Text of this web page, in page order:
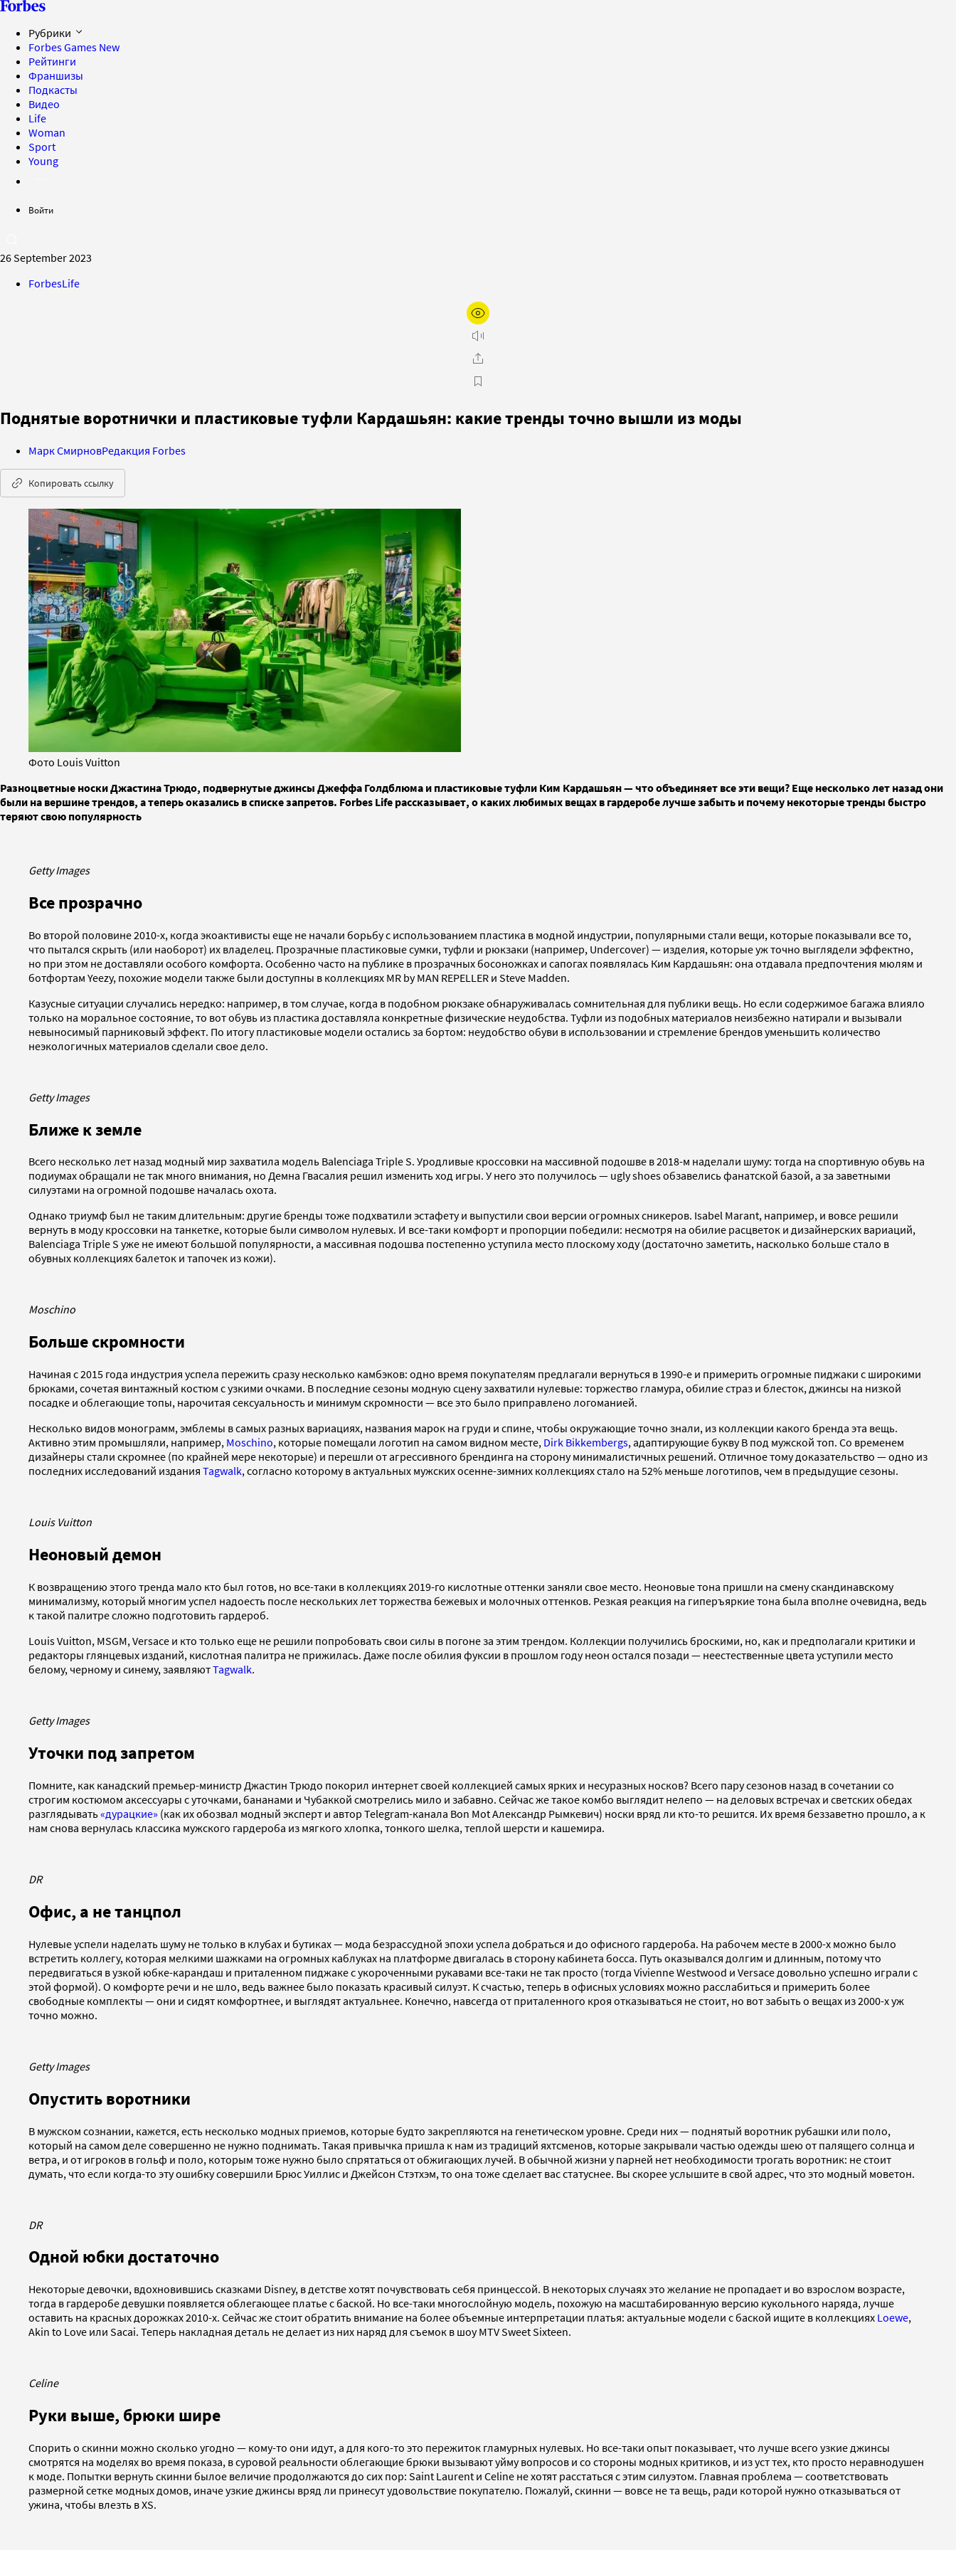
Рубрики
Forbes Games New
Рейтинги
Франшизы
Подкасты
Видео
Life
Woman
Sport
Young
Войти
26 September 2023
ForbesLife
Поднятые воротнички и пластиковые туфли Кардашьян: какие тренды точно вышли из моды
Марк СмирновРедакция Forbes
Копировать ссылку
Фото Louis Vuitton
Разноцветные носки Джастина Трюдо, подвернутые джинсы Джеффа Голдблюма и пластиковые туфли Ким Кардашьян — что объединяет все эти вещи? Еще несколько лет назад они
были на вершине трендов, а теперь оказались в списке запретов. Forbes Life рассказывает, о каких любимых вещах в гардеробе лучше забыть и почему некоторые тренды быстро
теряют свою популярность
Getty Images
Все прозрачно
Во второй половине 2010-х, когда экоактивисты еще не начали борьбу с использованием пластика в модной индустрии, популярными стали вещи, которые показывали все то,
что пытался скрыть (или наоборот) их владелец. Прозрачные пластиковые сумки, туфли и рюкзаки (например, Undercover) — изделия, которые уж точно выглядели эффектно,
но при этом не доставляли особого комфорта. Особенно часто на публике в прозрачных босоножках и сапогах появлялась Ким Кардашьян: она отдавала предпочтения мюлям и
ботфортам Yeezy, похожие модели также были доступны в коллекциях MR by MAN REPELLER и Steve Madden.
Казусные ситуации случались нередко: например, в том случае, когда в подобном рюкзаке обнаруживалась сомнительная для публики вещь. Но если содержимое багажа влияло
только на моральное состояние, то вот обувь из пластика доставляла конкретные физические неудобства. Туфли из подобных материалов неизбежно натирали и вызывали
невыносимый парниковый эффект. По итогу пластиковые модели остались за бортом: неудобство обуви в использовании и стремление брендов уменьшить количество
неэкологичных материалов сделали свое дело.
Getty Images
Ближе к земле
Всего несколько лет назад модный мир захватила модель Balenciaga Triple S. Уродливые кроссовки на массивной подошве в 2018-м наделали шуму: тогда на спортивную обувь на
подиумах обращали не так много внимания, но Демна Гвасалия решил изменить ход игры. У него это получилось — ugly shoes обзавелись фанатской базой, а за заветными
силуэтами на огромной подошве началась охота.
Однако триумф был не таким длительным: другие бренды тоже подхватили эстафету и выпустили свои версии огромных сникеров. Isabel Marant, например, и вовсе решили
вернуть в моду кроссовки на танкетке, которые были символом нулевых. И все-таки комфорт и пропорции победили: несмотря на обилие расцветок и дизайнерских вариаций,
Balenciaga Triple S уже не имеют большой популярности, а массивная подошва постепенно уступила место плоскому ходу (достаточно заметить, насколько больше стало в
обувных коллекциях балеток и тапочек из кожи).
Moschino
Больше скромности
Начиная с 2015 года индустрия успела пережить сразу несколько камбэков: одно время покупателям предлагали вернуться в 1990-е и примерить огромные пиджаки с широкими
брюками, сочетая винтажный костюм с узкими очками. В последние сезоны модную сцену захватили нулевые: торжество гламура, обилие страз и блесток, джинсы на низкой
посадке и облегающие топы, нарочитая сексуальность и минимум скромности — все это было приправлено логоманией.
Несколько видов монограмм, эмблемы в самых разных вариациях, названия марок на груди и спине, чтобы окружающие точно знали, из коллекции какого бренда эта вещь.
Активно этим промышляли, например, Moschino, которые помещали логотип на самом видном месте, Dirk Bikkembergs, адаптирующие букву B под мужской топ. Со временем
дизайнеры стали скромнее (по крайней мере некоторые) и перешли от агрессивного брендинга на сторону минималистичных решений. Отличное тому доказательство — одно из
последних исследований издания Tagwalk, согласно которому в актуальных мужских осенне-зимних коллекциях стало на 52% меньше логотипов, чем в предыдущие сезоны.
Louis Vuitton
Неоновый демон
К возвращению этого тренда мало кто был готов, но все-таки в коллекциях 2019-го кислотные оттенки заняли свое место. Неоновые тона пришли на смену скандинавскому
минимализму, который многим успел надоесть после нескольких лет торжества бежевых и молочных оттенков. Резкая реакция на гиперъяркие тона была вполне очевидна, ведь
к такой палитре сложно подготовить гардероб.
Louis Vuitton, MSGM, Versace и кто только еще не решили попробовать свои силы в погоне за этим трендом. Коллекции получились броскими, но, как и предполагали критики и
редакторы глянцевых изданий, кислотная палитра не прижилась. Даже после обилия фуксии в прошлом году неон остался позади — неестественные цвета уступили место
белому, черному и синему, заявляютTagwalk.
Getty Images
Уточки под запретом
Помните, как канадский премьер-министр Джастин Трюдо покорил интернет своей коллекцией самых ярких и несуразных носков? Всего пару сезонов назад в сочетании со
строгим костюмом аксессуары с уточками, бананами и Чубаккой смотрелись мило и забавно. Сейчас же такое комбо выглядит нелепо — на деловых встречах и светских обедах
разглядывать«дурацкие» (как их обозвал модный эксперт и автор Telegram-канала Bon Mot Александр Рымкевич) носки вряд ли кто-то решится. Их время беззаветно прошло, а к
нам снова вернулась классика мужского гардероба из мягкого хлопка, тонкого шелка, теплой шерсти и кашемира.
DR
Офис, а не танцпол
Нулевые успели наделать шуму не только в клубах и бутиках — мода безрассудной эпохи успела добраться и до офисного гардероба. На рабочем месте в 2000-х можно было
встретить коллегу, которая мелкими шажками на огромных каблуках на платформе двигалась в сторону кабинета босса. Путь оказывался долгим и длинным, потому что
передвигаться в узкой юбке-карандаш и приталенном пиджаке с укороченными рукавами все-таки не так просто (тогда Vivienne Westwood и Versace довольно успешно играли с
этой формой). О комфорте речи и не шло, ведь важнее было показать красивый силуэт. К счастью, теперь в офисных условиях можно расслабиться и примерить более
свободные комплекты — они и сидят комфортнее, и выглядят актуальнее. Конечно, навсегда от приталенного кроя отказываться не стоит, но вот забыть о вещах из 2000-х уж
точно можно.
Getty Images
Опустить воротники
В мужском сознании, кажется, есть несколько модных приемов, которые будто закрепляются на генетическом уровне. Среди них — поднятый воротник рубашки или поло,
который на самом деле совершенно не нужно поднимать. Такая привычка пришла к нам из традиций яхтсменов, которые закрывали частью одежды шею от палящего солнца и
ветра, и от игроков в гольф и поло, которым тоже нужно было спрятаться от обжигающих лучей. В обычной жизни у парней нет необходимости трогать воротник: не стоит
думать, что если когда-то эту ошибку совершили Брюс Уиллис и Джейсон Стэтхэм, то она тоже сделает вас статуснее. Вы скорее услышите в свой адрес, что это модный моветон.
DR
Одной юбки достаточно
Некоторые девочки, вдохновившись сказками Disney, в детстве хотят почувствовать себя принцессой. В некоторых случаях это желание не пропадает и во взрослом возрасте,
тогда в гардеробе девушки появляется облегающее платье с баской. Но все-таки многослойную модель, похожую на масштабированную версию кукольного наряда, лучше
оставить на красных дорожках 2010-х. Сейчас же стоит обратить внимание на более объемные интерпретации платья: актуальные модели с баской ищите в коллекциях Loewe,
Akin to Love или Sacai. Теперь накладная деталь не делает из них наряд для съемок в шоу MTV Sweet Sixteen.
Celine
Руки выше, брюки шире
Спорить о скинни можно сколько угодно — кому-то они идут, а для кого-то это пережиток гламурных нулевых. Но все-таки опыт показывает, что лучше всего узкие джинсы
смотрятся на моделях во время показа, в суровой реальности облегающие брюки вызывают уйму вопросов и со стороны модных критиков, и из уст тех, кто просто неравнодушен
к моде. Попытки вернуть скинни былое величие продолжаются до сих пор: Saint Laurent и Celine не хотят расстаться с этим силуэтом. Главная проблема — соответствовать
размерной сетке модных домов, иначе узкие джинсы вряд ли принесут удовольствие покупателю. Пожалуй, скинни — вовсе не та вещь, ради которой нужно отказываться от
ужина, чтобы влезть в XS.